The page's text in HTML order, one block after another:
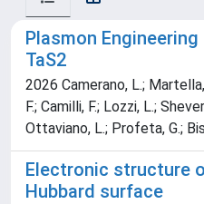
Plasmon
TaS2
2026 Camerano, L.;
F.; Camilli, F.; Lozzi, L.;
Ottaviano, L.; Profeta, G.;
Electronic structure
Hubbard surface